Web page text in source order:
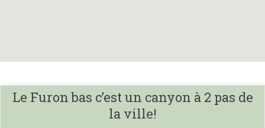
Le Furon bas c’est un canyon à 2 pas de
la ville!